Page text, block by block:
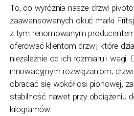
To, co wyróżnia nasze drzwi
zaawansowanych okuć marki
z tym renomowanym
oferować klientom drzwi, które
niezależnie od ich rozmiaru i wagi.
innowacyjnym rozwiązaniom,
obracać się wokół osi pionowej,
stabilność nawet przy obciążeniu
kilogramów.